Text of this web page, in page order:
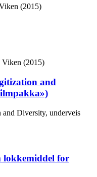
(2015)
(2015)
and
Diversity, underveis
lokkemiddel for